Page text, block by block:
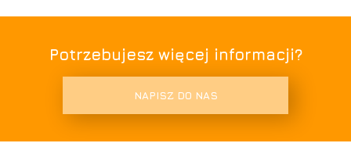
Potrzebujesz więcej informacji?
NAPISZ DO NAS